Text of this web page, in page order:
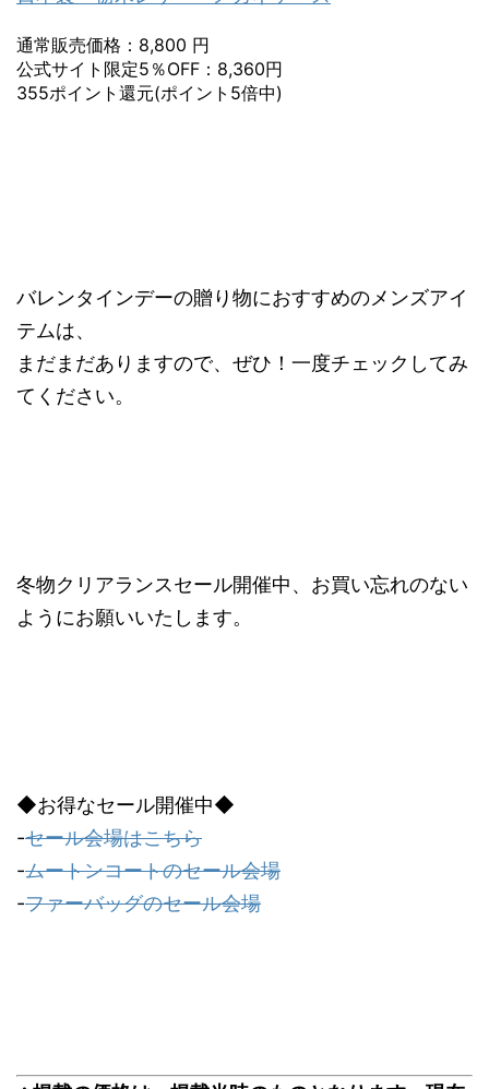
通常販売価格：8,800 円
公式サイト限定5％OFF：8,360円
355ポイント還元(ポイント5倍中)
バレンタインデーの贈り物におすすめのメンズアイ
テムは、
まだまだありますので、ぜひ！一度チェックしてみ
てください。
冬物クリアランスセール開催中、お買い忘れのない
ようにお願いいたします。
◆お得なセール開催中◆
-セール会場はこちら
-ムートンコートのセール会場
-ファーバッグのセール会場